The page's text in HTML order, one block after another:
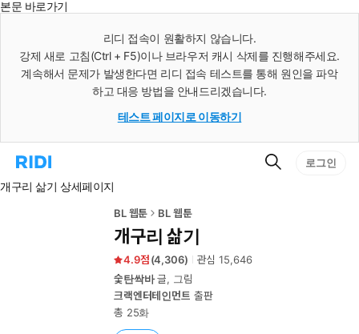
본문 바로가기
리디 접속이 원활하지 않습니다.
강제 새로 고침(Ctrl + F5)이나 브라우저 캐시 삭제를 진행해주세요.
계속해서 문제가 발생한다면 리디 접속 테스트를 통해 원인을 파악
하고 대응 방법을 안내드리겠습니다.
테스트 페이지로 이동하기
리
홈
검
로그인
개구리 삶기 상세페이지
BL 웹툰 BL 웹툰
개구리 삶기
4.9 (4,306) 관심15,646
숯탄싹바글, 그림
크랙엔터테인먼트 출판
총 25화